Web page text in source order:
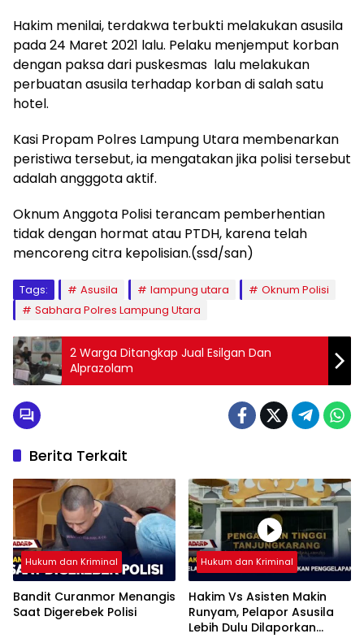
Hakim menilai, terdakwa terbukti melakukan asusila
pada 24 Maret 2021 lalu. Pelaku menjemput korban
dengan paksa dari puskesmas lalu melakukan
perbuatan asusila terhadap korban di salah satu
hotel.
Kasi Propam Polres Lampung Utara membenarkan
peristiwa tersebut, ia mengatakan jika polisi tersebut
adalah angggota aktif.
Oknum Anggota Polisi terancam pemberhentian
tidak dengan hormat atau PTDH, karena telah
mencoreng citra kepolisian.(ssd/san)
Tags: Asusila lampung utara
Oknum Polisi
Sabhara Polres Lampung Utara
2 Warga Ditangkap Jual Esilgan Dan
Alprazolam
Berita Terkait
Hukum dan Kriminal
Bandit Curanmor Menangis
Saat Digerebek Polisi
Hukum dan Kriminal
Hakim Vs Asisten Makin
Runyam, Pelapor Asusila
Lebih Dulu Dilaporkan